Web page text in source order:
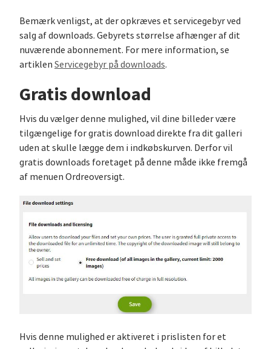
Bemærk venligst, at der opkræves et servicegebyr ved
salg af downloads. Gebyrets størrelse afhænger af dit
nuværende abonnement. For mere information, se
artiklen Servicegebyr på downloads.
Gratis download
Hvis du vælger denne mulighed, vil dine billeder være
tilgængelige for gratis download direkte fra dit galleri
uden at skulle lægge dem i indkøbskurven. Derfor vil
gratis downloads foretaget på denne måde ikke fremgå
af menuen Ordreoversigt.
Hvis denne mulighed er aktiveret i prislisten for et